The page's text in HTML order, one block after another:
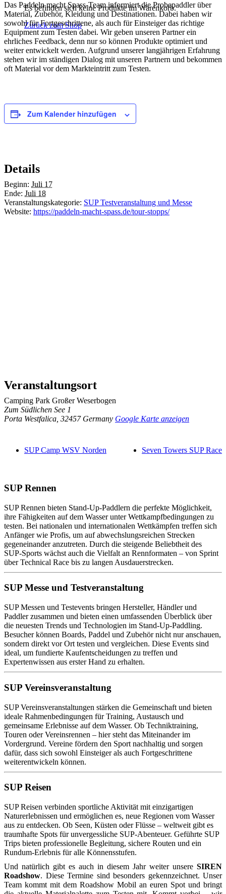
Es befinden sich keine Produkte im Warenkorb.
Zurück zum Shop
Das Paddeln macht Spass-Team informiert die Probepaddler über
Material, Zubehör, Kleidung und Destinationen. Dabei haben wir
sowohl für Fortgeschrittene, als auch für Einsteiger das richtige
Equipment zum Testen dabei. Wir geben unseren Partner ein
ehrliches Feedback, denn nur so können Produkte optimiert und
weiter entwickelt werden. Aufgrund unserer langjährigen Erfahrung
stehen wir im ständigen Dialog mit unseren Partnern und bekommen
oft Material vor dem Markteintritt zum Testen.
Zum Kalender hinzufügen
Details
Beginn: Juli 17
Ende: Juli 18
Veranstaltungskategorie: SUP Testveranstaltung und Messe
Website: https://paddeln-macht-spass.de/tour-stopps/
Veranstaltungsort
Camping Park Großer Weserbogen
Zum Südlichen See 1
Porta Westfalica 32457 Germany Google Karte anzeigen
SUP Camp WSV Norden Seven Towers SUP Race
SUP Rennen
SUP Rennen bieten Stand-Up-Paddlern die perfekte Möglichkeit,
ihre Fähigkeiten auf dem Wasser unter Wettkampfbedingungen zu
testen. Bei nationalen und internationalen Wettkämpfen treffen sich
Anfänger wie Profis, um auf abwechslungsreichen Strecken
gegeneinander anzutreten. Durch die steigende Beliebtheit des
SUP‑Sports wächst auch die Vielfalt an Rennformaten – von Sprint
über Technical Race bis zu langen Ausdauerstrecken.
SUP Messe und Testveranstaltung
SUP Messen und Testevents bringen Hersteller, Händler und
Paddler zusammen und bieten einen umfassenden Überblick über
die neuesten Trends und Technologien im Stand-Up-Paddling.
Besucher können Boards, Paddel und Zubehör nicht nur anschauen,
sondern direkt vor Ort testen und vergleichen. Diese Events sind
ideal, um fundierte Kaufentscheidungen zu treffen und
Expertenwissen aus erster Hand zu erhalten.
SUP Vereinsveranstaltung
SUP Vereinsveranstaltungen stärken die Gemeinschaft und bieten
ideale Rahmenbedingungen für Training, Austausch und
gemeinsame Erlebnisse auf dem Wasser. Ob Techniktraining,
Touren oder Vereinsrennen – hier steht das Miteinander im
Vordergrund. Vereine fördern den Sport nachhaltig und sorgen
dafür, dass sich sowohl Einsteiger als auch Fortgeschrittene
weiterentwickeln können.
SUP Reisen
SUP Reisen verbinden sportliche Aktivität mit einzigartigen
Naturerlebnissen und ermöglichen es, neue Regionen vom Wasser
aus zu entdecken. Ob Seen, Küsten oder Flüsse – weltweit gibt es
traumhafte Spots für unvergessliche SUP‑Abenteuer. Geführte SUP
Trips bieten professionelle Begleitung, sichere Routen und ein
Rundum‑Erlebnis für alle Könnensstufen.
Und natürlich gibt es auch in diesem Jahr weiter unsere SIREN
Roadshow. Diese Termine sind besonders gekennzeichnet. Unser
Team kommt mit dem Roadshow Mobil an euren Spot und bringt